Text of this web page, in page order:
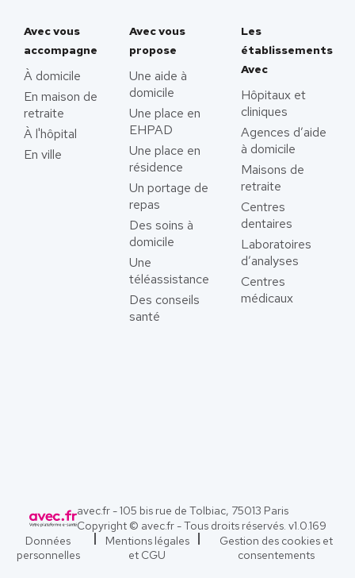
Avec vous
accompagne
À domicile
En maison de
retraite
À l'hôpital
En ville
Avec vous
propose
Une aide à
domicile
Une place en
EHPAD
Une place en
résidence
Un portage de
repas
Des soins à
domicile
Une
téléassistance
Des conseils
santé
Les
établissements
Avec
Hôpitaux et
cliniques
Agences d’aide
à domicile
Maisons de
retraite
Centres
dentaires
Laboratoires
d’analyses
Centres
médicaux
avec.fr - 105 bis rue de Tolbiac, 75013 Paris
Copyright © avec.fr - Tous droits réservés. v1.0.169
Données
personnelles
Mentions légales
et CGU
Gestion des cookies et
consentements